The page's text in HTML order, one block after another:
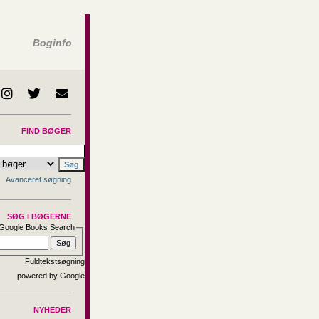
Boginfo
FIND BØGER
Avanceret søgning
SØG I BØGERNE
Books Search
Fuldtekstsøgning
NYHEDER